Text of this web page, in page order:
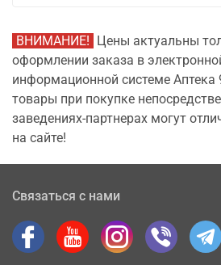
ВНИМАНИЕ! Цены актуальны
оформлении заказа в
информационной системе Аптека
товары при покупке
заведениях-партнерах могут
на сайте!
Связаться с нами